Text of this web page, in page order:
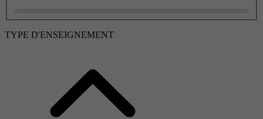
TYPE D'ENSEIGNEMENT